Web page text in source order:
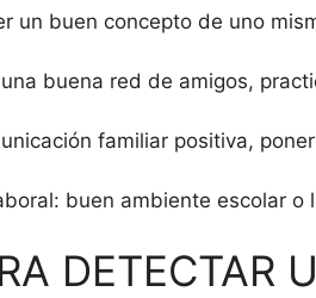
un buen concepto de uno
buena red de amigos,
familiar positiva,
buen ambiente escolar o
DETECTAR